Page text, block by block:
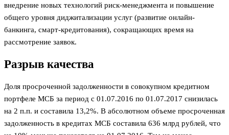
внедрение новых технологий риск-менеджмента и повышение
общего уровня диджитализации услуг (развитие онлайн-
банкинга, смарт-кредитования), сокращающих время на
рассмотрение заявок.
Разрыв качества
Доля просроченной задолженности в совокупном кредитном
портфеле МСБ за период с 01.07.2016 по 01.07.2017 снизилась
на 2 п.п. и составила 13,2%. В абсолютном объеме просроченная
задолженность в кредитах МСБ составила 636 млрд рублей, что